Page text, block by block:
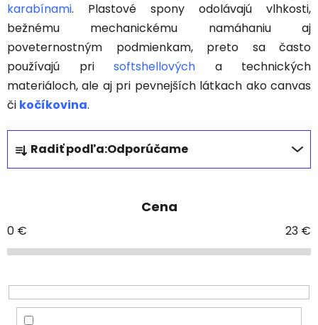
karabínami. Plastové spony odolávajú vlhkosti,
bežnému mechanickému namáhaniu aj
poveternostným podmienkam, preto sa často
používajú pri softshellových a technických
materiáloch, ale aj pri pevnejších látkach ako canvas
či kočíkovina.
R
a
d
i
e
r
o
Radiť podľa:Odporúčame
Cena
0 € 23 €